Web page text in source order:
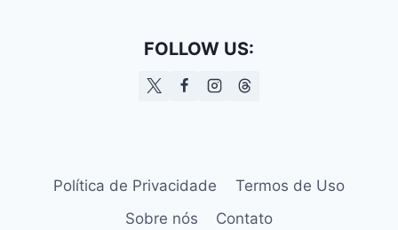
FOLLOW US:
Política de Privacidade
Termos de Uso
Sobre nós
Contato